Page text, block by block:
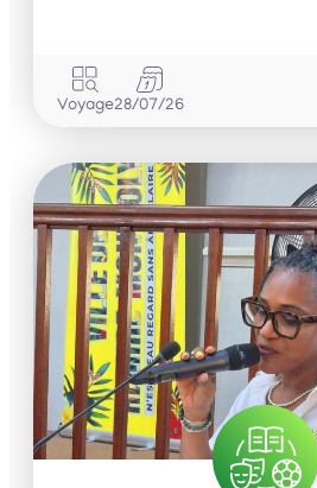
Voyage28/07/26